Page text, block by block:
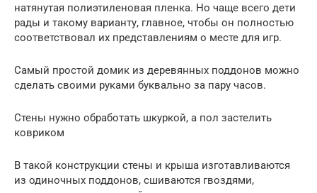
натянутая полиэтиленовая пленка. Но чаще всего дети
рады и такому варианту, главное, чтобы он полностью
соответствовал их представлениям о месте для игр.
Самый простой домик из деревянных поддонов можно
сделать своими руками буквально за пару часов.
Стены нужно обработать шкуркой, а пол застелить
ковриком
В такой конструкции стены и крыша изготавливаются
из одиночных поддонов, сшиваются гвоздями,